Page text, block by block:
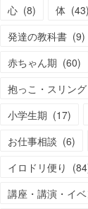
心 (8) 体 (43)
発達の教科書 (9)
赤ちゃん期 (60)
抱っこ・スリング
小学生期 (17)
お仕事相談 (6)
イロドリ便り (84
講座・講演・イベ